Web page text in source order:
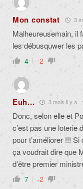
Mon constat 3
Malheureusemain, il
les débusquwer les
4 -2
Euh... 3 mois il y a
Donc, selon elle et
c’est pas une loterie
pour t’améliorer !!!
ça voudrait dire que
d’être premier
7 -2